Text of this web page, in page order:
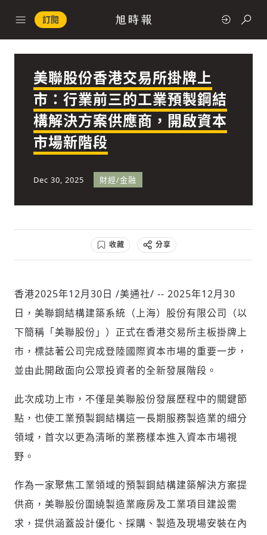
訂閱
快速連結
政治
科技
社會
人文
美聯股份香港交易所掛牌上
市：行業前三的工業預製鋼結
構解決方案供應商，開啟資本
市場新階段
Dec 30, 2025 財經/金融
收藏 分享
香港2025年12月30日 /美通社/ -- 2025年12月30
日，美聯鋼結構建築系統（上海）股份有限公司（以
下簡稱「美聯股份」）正式在香港交易所主板掛牌上
市，標誌著公司完成登陸國際資本市場的重要一步，
並由此開啟面向公眾投資者的全新發展階段。
此次成功上市，不僅是美聯股份發展歷程中的關鍵節
點，也使工業預製鋼結構這一長期服務製造業的細分
領域，首次以更為清晰的業務樣本進入資本市場視
野。
作為一家聚焦工業領域的預製鋼結構建築解決方案提
供商，美聯股份圍繞製造業廠房及工業項目建設需
求，提供涵蓋設計優化、採購、製造及現場安裝在內